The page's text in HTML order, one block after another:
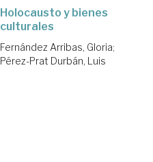
Holocausto y bienes
culturales
Fernández Arribas, Gloria;
Pérez-Prat Durbán, Luis